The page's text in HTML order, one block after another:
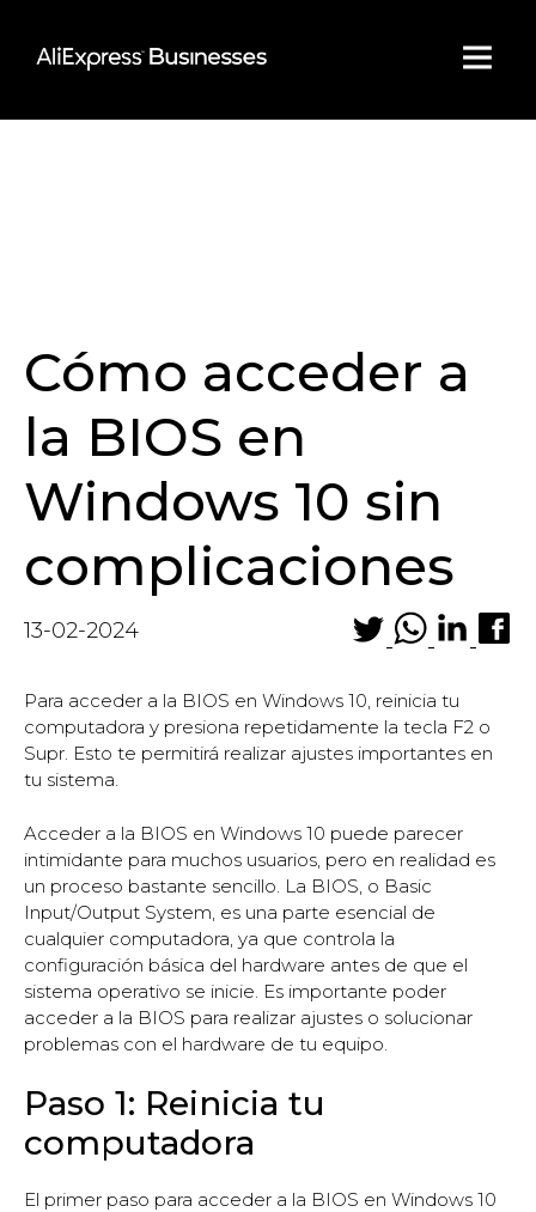
content
Cómo acceder a
la BIOS en
Windows 10 sin
complicaciones
13-02-2024
Para acceder a la BIOS en Windows 10, reinicia tu
computadora y presiona repetidamente la tecla F2 o
Supr. Esto te permitirá realizar ajustes importantes en
tu sistema.
Acceder a la BIOS en Windows 10 puede parecer
intimidante para muchos usuarios, pero en realidad es
un proceso bastante sencillo. La BIOS, o Basic
Input/Output System, es una parte esencial de
cualquier computadora, ya que controla la
configuración básica del hardware antes de que el
sistema operativo se inicie. Es importante poder
acceder a la BIOS para realizar ajustes o solucionar
problemas con el hardware de tu equipo.
Paso 1: Reinicia tu
computadora
El primer paso para acceder a la BIOS en Windows 10